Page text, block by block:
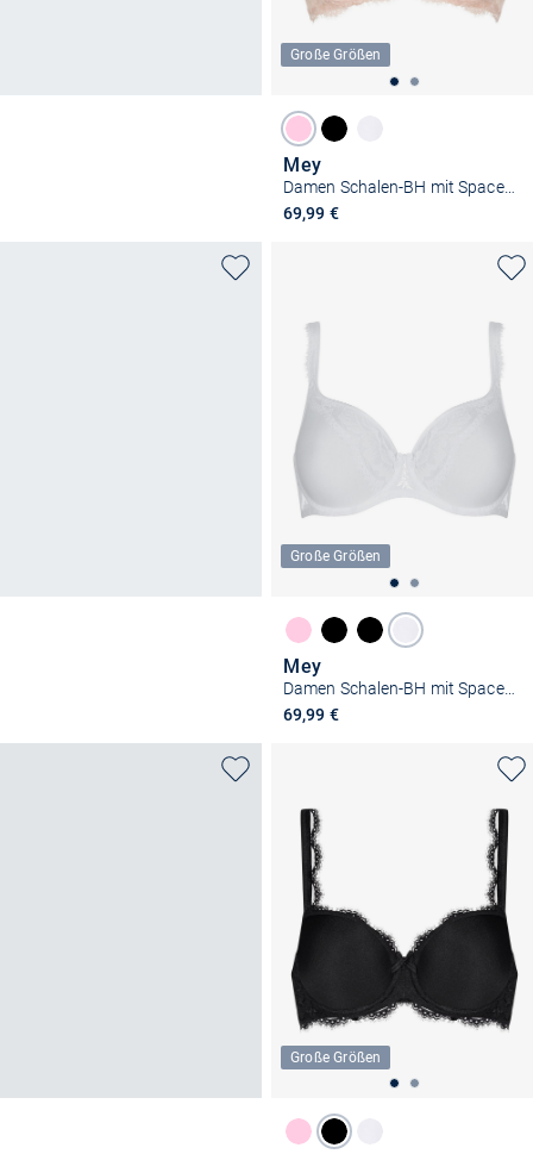
Große Größen
Mey
Damen Schalen-BH mit Spacer Cup - Amazing
69,99 €
Große Größen
Mey
Damen Schalen-BH mit Spacer Cup - Amazing
69,99 €
Große Größen